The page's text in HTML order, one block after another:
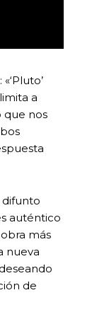
a
que nos
difunto
auténtico
más
nueva
de